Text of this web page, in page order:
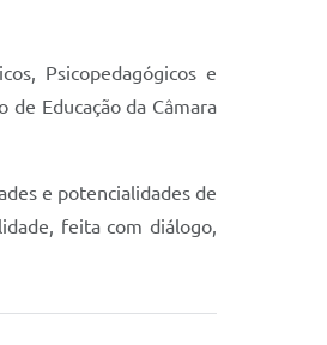
Psicopedagógicos e
Educação da Câmara
e potencialidades de
feita com diálogo,